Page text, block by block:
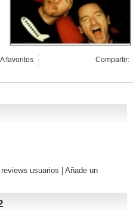
Compartir:
A favoritos
reviews usuarios
Añade un